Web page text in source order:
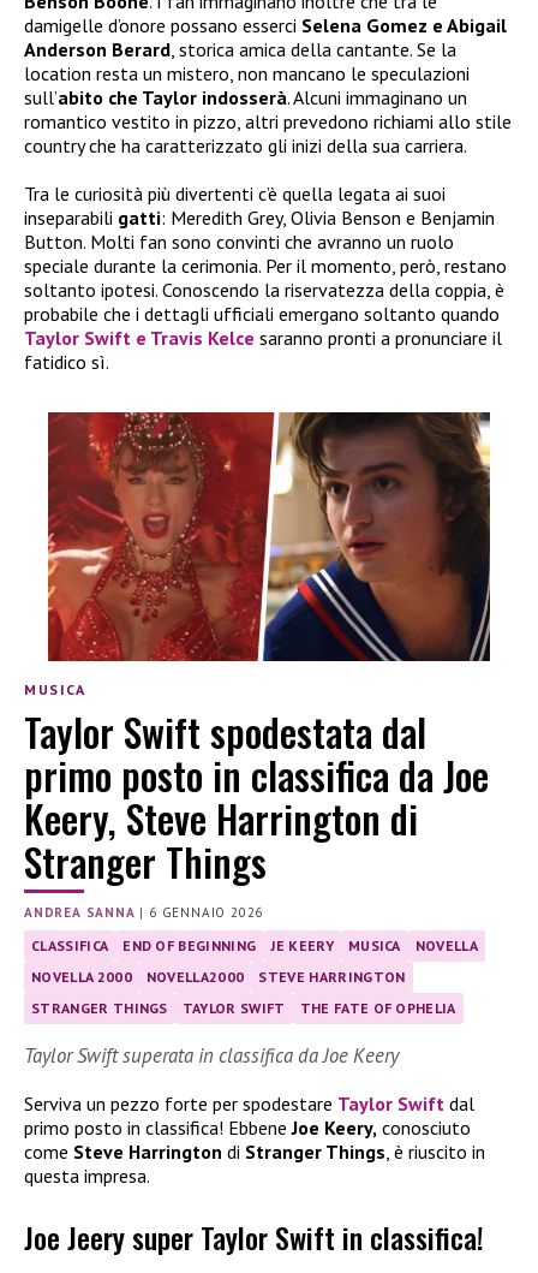
damigelle d’onore possano esserci Selena Gomez e Abigail
Anderson Berard, storica amica della cantante. Se la
location resta un mistero, non mancano le speculazioni
sull’abito che Taylor indosserà. Alcuni immaginano un
romantico vestito in pizzo, altri prevedono richiami allo stile
country che ha caratterizzato gli inizi della sua carriera.
Tra le curiosità più divertenti c’è quella legata ai suoi
inseparabili gatti: Meredith Grey, Olivia Benson e Benjamin
Button. Molti fan sono convinti che avranno un ruolo
speciale durante la cerimonia. Per il momento, però, restano
soltanto ipotesi. Conoscendo la riservatezza della coppia, è
probabile che i dettagli ufficiali emergano soltanto quando
Taylor Swift e Travis Kelce saranno pronti a pronunciare il
fatidico sì.
MUSICA
Taylor Swift spodestata dal
primo posto in classifica da Joe
Keery, Steve Harrington di
Stranger Things
ANDREA SANNA | 6 GENNAIO 2026
CLASSIFICA END OF BEGINNING JE KEERY MUSICA
NOVELLA
NOVELLA 2000
NOVELLA2000
STEVE HARRINGTON
STRANGER THINGS
TAYLOR SWIFT THE FATE OF OPHELIA
Taylor Swift superata in classifica da Joe Keery
Serviva un pezzo forte per spodestare Taylor Swift dal
primo posto in classifica! EbbeneJoe Keery, conosciuto
come Steve Harrington di Stranger Things, è riuscito in
questa impresa.
Joe Jeery super Taylor Swift in classifica!